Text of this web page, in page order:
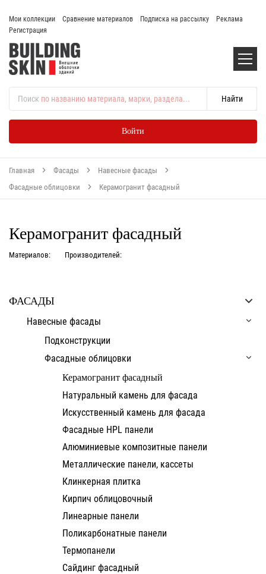
Мои коллекции Сравнение материалов Подписка на рассылку
Реклама
Регистрация
Поиск по названию материала, марки, раздела...
Войти
Главная Фасады
Навесные фасады
Фасадные облицовки
Керамогранит фасадный
Керамогранит фасадный
Материалов: Производителей:
ФАСАДЫ
Навесные фасады
Подконструкции
Фасадные облицовки
Керамогранит фасадный
Натуральный камень для фасада
Искусственный камень для фасада
Фасадные HPL панели
Алюминиевые композитные панели
Металлические панели, кассеты
Клинкерная плитка
Кирпич облицовочный
Линеарные панели
Поликарбонатные панели
Термопанели
Сайдинг фасадный